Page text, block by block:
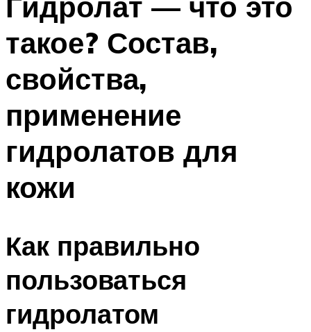
такое? Состав,
свойства,
применение
гидролатов для
кожи
Как правильно
пользоваться
гидролатом